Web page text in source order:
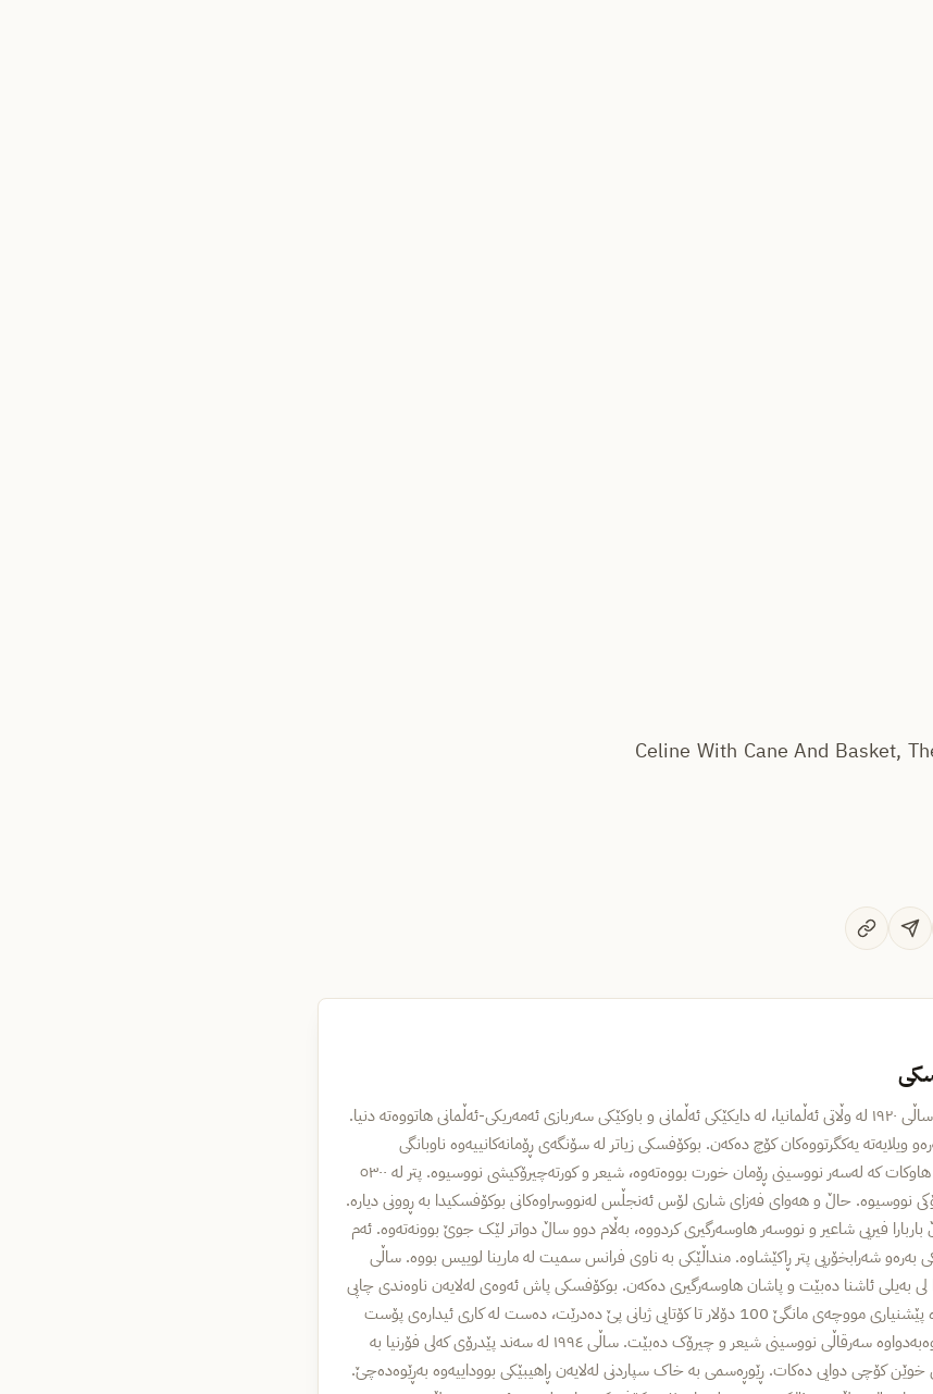
Celine With Cane And Basket,
چاڕلز بوکۆڤسکی؛ساڵی ١٩٢٠ لە وڵاتی ئەڵمانیا، لە دایکێکی ئەڵمانی و باوکێکی سەربازی ئەمەریکی-ئەڵمانی هاتووەتە دنیا.
ویلایەتە یەکگرتووەکان کۆچ دەکەن. بوکۆفسکی زیاتر لە سۆنگەی ڕۆمانەکانییەوە ناوبانگی
دەرکردووە. بەڵام هاوکات کە لەسەر نووسینی ڕۆمان خورت بووەتەوە، شیعر و کورتەچیرۆکیشی نووسیوە. پتر لە ٥٣٠٠
نووسیوە. حاڵ و هەوای فەزای شاری لۆس ئەنجڵس لەنووسراوەکانی بوکۆفسکیدا بە ڕوونی دیارە.
لەگەڵ باربارا فیریی شاعیر و نووسەر هاوسەرگیری کردووە، بەڵام دوو ساڵ دواتر لێک جوێ بوونەتەوە. ئەم
بەرەو شەرابخۆریی پتر ڕاکێشاوە. منداڵێکی بە ناوی فرانس سمیت لە مارینا لوییس بووە. ساڵی
لی بەیلی ئاشنا دەبێت و پاشان هاوسەرگیری دەکەن. بوکۆفسکی پاش ئەوەی لەلایەن ناوەندی چاپی
"بلەک سپەررۆ"وە پێشنیاری مووچەی مانگێ 100 دۆلار تا کۆتایی ژیانی پێ دەدرێت، دەست لە کاری ئیدارەی پۆست
هەڵدەگرێت و لەوەبەدواوە سەرقاڵی نووسینی شیعر و چیرۆک دەبێت. ساڵی ١٩٩٤ لە سەند پێدرۆی کەلی فۆرنیا بە
کۆچی دوایی دەکات. ڕێوڕەسمی بە خاک سپاردنی لەلایەن ڕاهیبێکی بووداییەوە بەڕێوەدەچێ.